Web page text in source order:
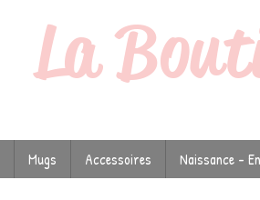
La
Mugs Accessoires Naissance -